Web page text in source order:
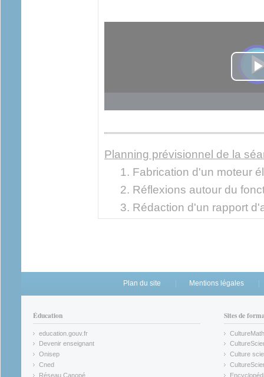
Planning prévisionnel de la
Fabrication d'un moteur
Réflexions autour du
Rédaction d'un rapport
Plan du site Mentions légales
Éducation
education.gouv.fr
(link is external)
Devenir enseignant
(link is external)
Onisep
(link is external)
Cned
(link is external)
Réseau Canopé
Sites de
CultureMath
(link is
(link is
Culture
(link is